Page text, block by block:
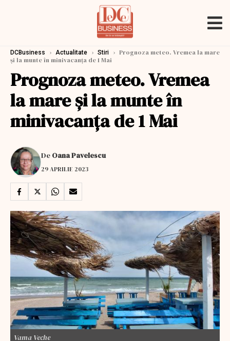
DCBusiness › Actualitate › Stiri › Prognoza meteo. Vremea la mare
și la munte în minivacanța de 1 Mai
Prognoza meteo. Vremea
la mare și la munte în
minivacanța de 1 Mai
De Oana Pavelescu
29 APRILIE 2023
Vama Veche